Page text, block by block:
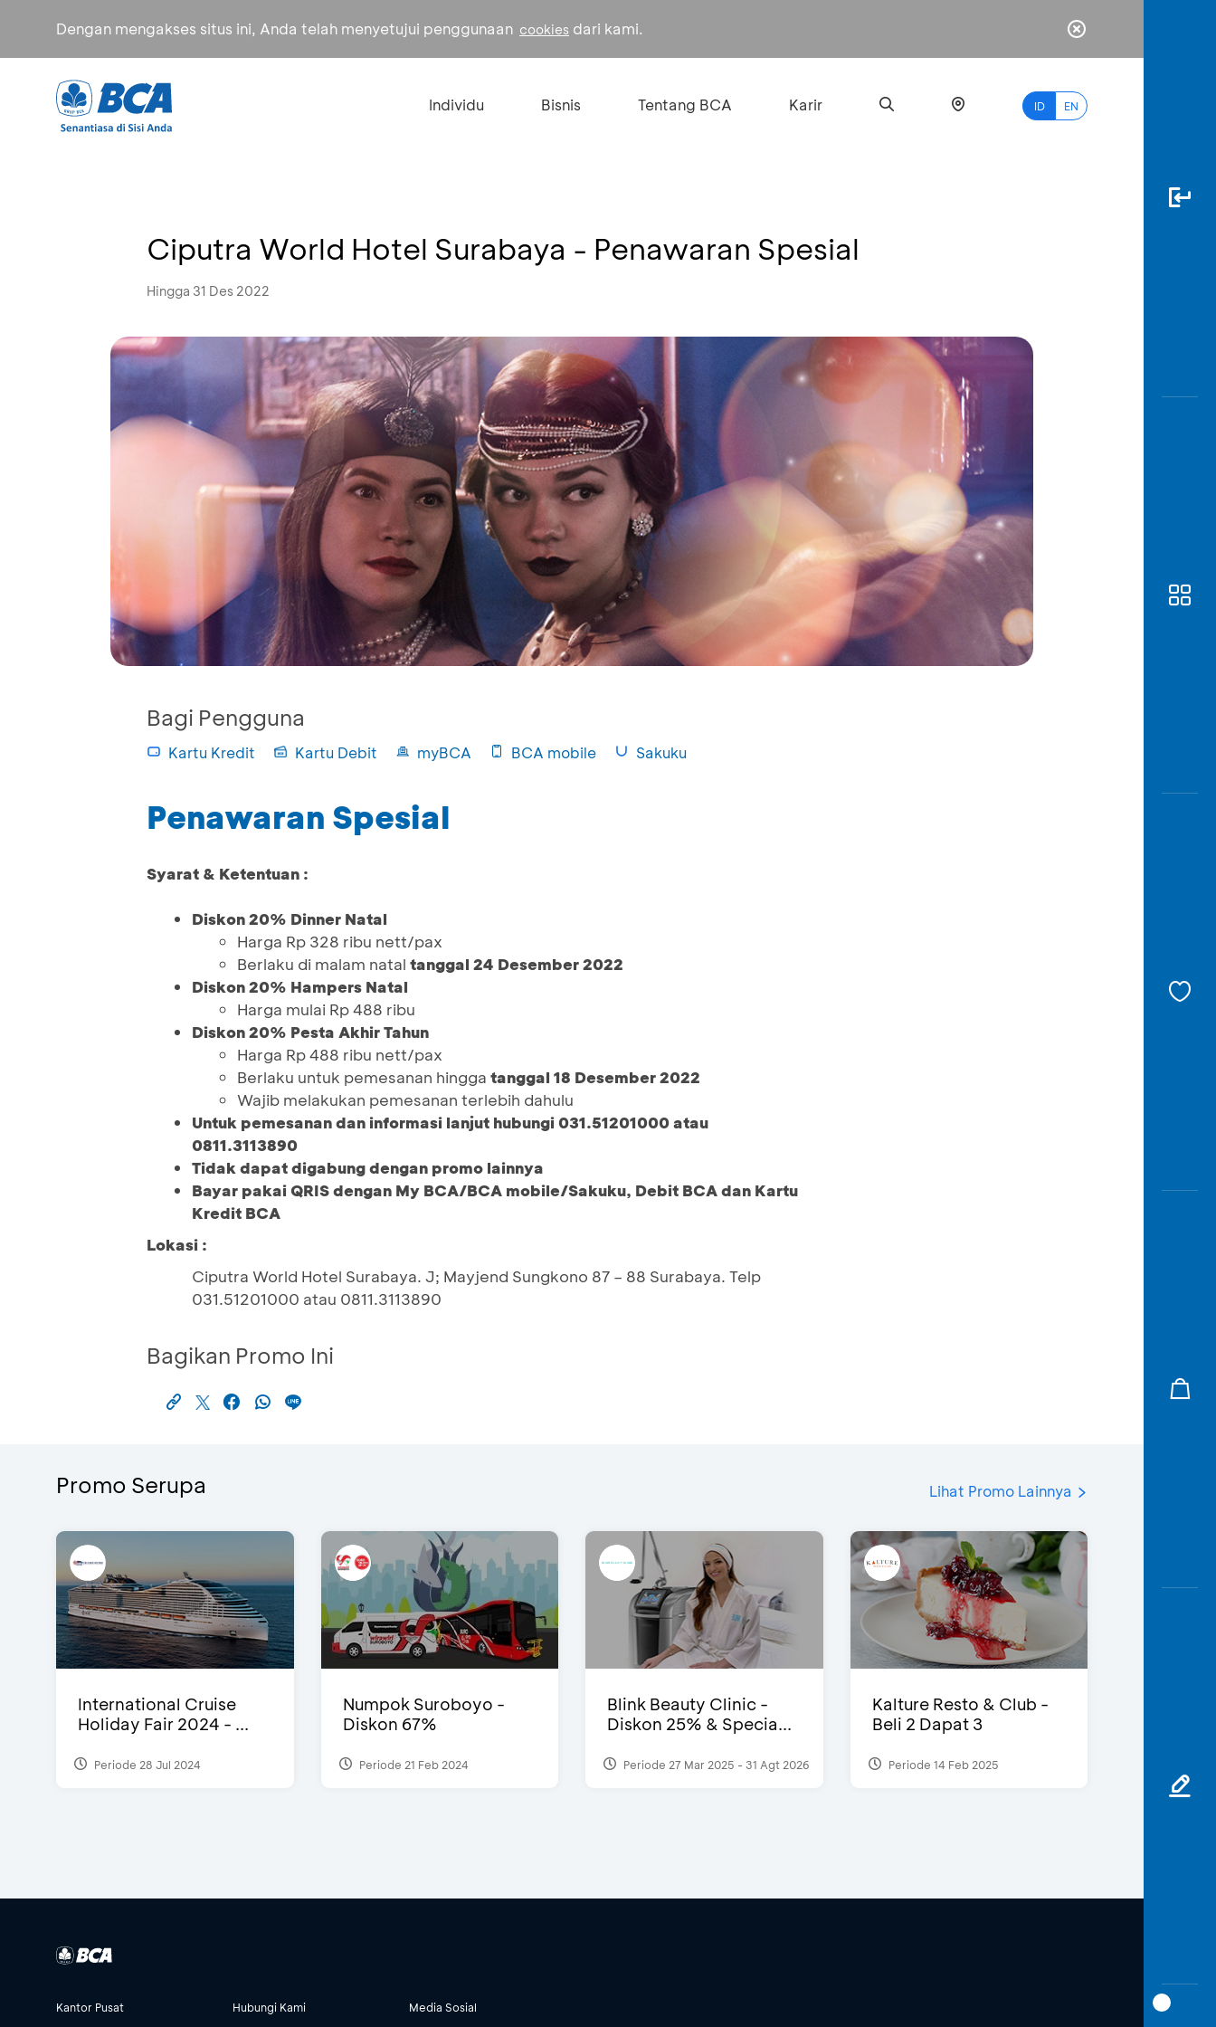
Dengan mengakses situs ini, Anda telah menyetujui penggunaan cookies dari kami.
Individu Bisnis Tentang BCA Karir ID EN
Ciputra World Hotel Surabaya - Penawaran Spesial
Hingga 31 Des 2022
Bagi Pengguna
Kartu Kredit Kartu Debit myBCA BCA mobile Sakuku
Penawaran Spesial
Syarat & Ketentuan :
Diskon 20% Dinner Natal
Harga Rp 328 ribu nett/pax
Berlaku di malam natal tanggal 24 Desember 2022
Diskon 20% Hampers Natal
Harga mulai Rp 488 ribu
Diskon 20% Pesta Akhir Tahun
Harga Rp 488 ribu nett/pax
Berlaku untuk pemesanan hingga tanggal 18 Desember 2022
Wajib melakukan pemesanan terlebih dahulu
Untuk pemesanan dan informasi lanjut hubungi 031.51201000 atau
0811.3113890
Tidak dapat digabung dengan promo lainnya
Bayar pakai QRIS dengan My BCA/BCA mobile/Sakuku, Debit BCA dan Kartu
Kredit BCA
Lokasi :
Ciputra World Hotel Surabaya. J; Mayjend Sungkono 87 – 88 Surabaya. Telp
031.51201000 atau 0811.3113890
Bagikan Promo Ini
Promo Serupa Lihat Promo Lainnya
International Cruise
Holiday Fair 2024 - ...
Periode 28 Jul 2024
Numpok Suroboyo -
Diskon 67%
Periode 21 Feb 2024
Blink Beauty Clinic -
Diskon 25% & Specia...
Periode 27 Mar 2025 - 31 Agt 2026
Kalture Resto & Club -
Beli 2 Dapat 3
Periode 14 Feb 2025
Kantor Pusat Hubungi Kami Media Sosial